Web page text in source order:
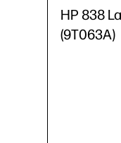
HP 838
(9T063A)